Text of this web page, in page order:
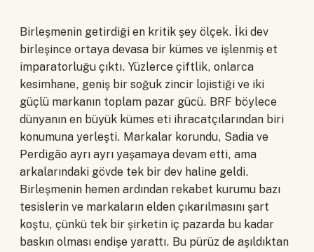
Birleşmenin getirdiği en kritik şey ölçek. İki dev
birleşince ortaya devasa bir kümes ve işlenmiş et
imparatorluğu çıktı. Yüzlerce çiftlik, onlarca
kesimhane, geniş bir soğuk zincir lojistiği ve iki
güçlü markanın toplam pazar gücü. BRF böylece
dünyanın en büyük kümes eti ihracatçılarından biri
konumuna yerleşti. Markalar korundu, Sadia ve
Perdigão ayrı ayrı yaşamaya devam etti, ama
arkalarındaki gövde tek bir dev haline geldi.
Birleşmenin hemen ardından rekabet kurumu bazı
tesislerin ve markaların elden çıkarılmasını şart
koştu, çünkü tek bir şirketin iç pazarda bu kadar
baskın olması endişe yarattı. Bu pürüz de aşıldıktan